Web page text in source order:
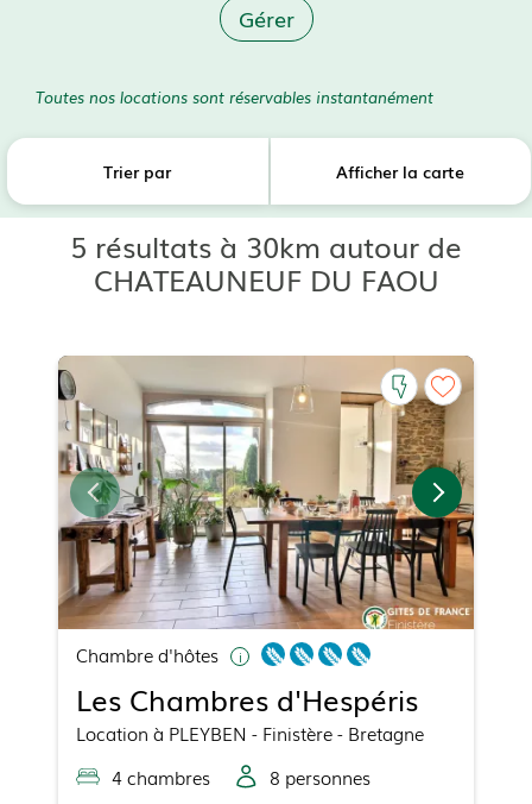
Gérer
Toutes nos locations sont réservables instantanément
5 résultats à 30km autour de
CHATEAUNEUF DU FAOU
Trier par Afficher la carte
Chambre d'hôtes
Les Chambres d'Hespéris
Location à PLEYBEN - Finistère - Bretagne
4chambres 8 personnes